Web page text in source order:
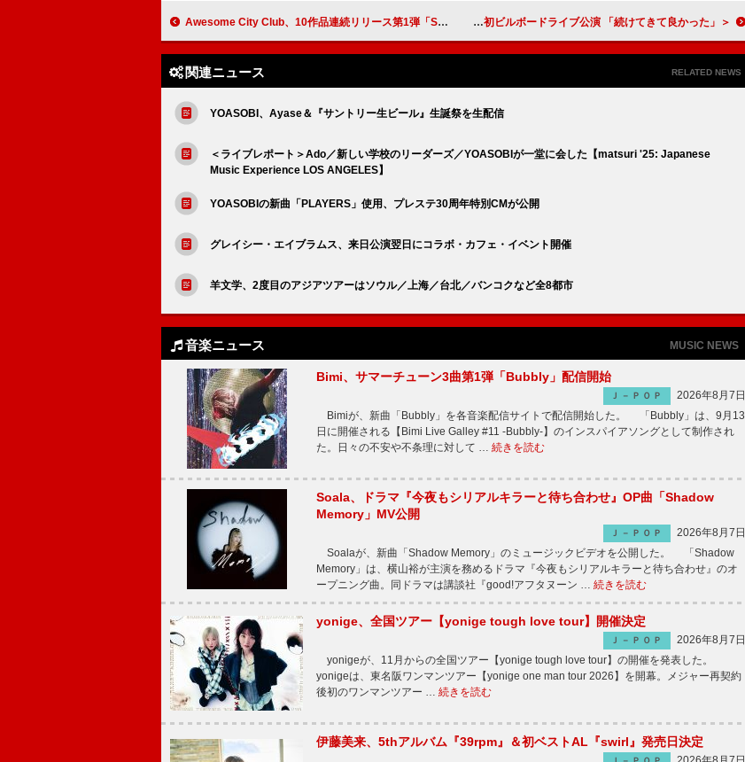
Awesome City Club、10作品連続リリース第1弾「STEP !」配信開始＆MV公開へ ＜ライブレポート＞『ペルソナ』で話題の高橋あず美、魂の歌声を響かせた初ビルボードライブ公演 「続けてきて良かった」
関連ニュース RELATED NEWS
YOASOBI、Ayase＆『サントリー生ビール』生誕祭を生配信
＜ライブレポート＞Ado／新しい学校のリーダーズ／YOASOBIが一堂に会した【matsuri '25: Japanese
Music Experience LOS ANGELES】
YOASOBIの新曲「PLAYERS」使用、プレステ30周年特別CMが公開
グレイシー・エイブラムス、来日公演翌日にコラボ・カフェ・イベント開催
羊文学、2度目のアジアツアーはソウル／上海／台北／バンコクなど全8都市
音楽ニュース MUSIC NEWS
Bimi、サマーチューン3曲第1弾「Bubbly」配信開始
Ｊ－ＰＯＰ
2026年8月7日
Bimiが、新曲「Bubbly」を各音楽配信サイトで配信開始した。 「Bubbly」は、9月13
日に開催される【Bimi Live Galley #11 -Bubbly-】のインスパイアソングとして制作され
た。日々の不安や不条理に対して … 続きを読む
Soala、ドラマ『今夜もシリアルキラーと待ち合わせ』OP曲「Shadow
Memory」MV公開
Ｊ－ＰＯＰ
2026年8月7日
Soalaが、新曲「Shadow Memory」のミュージックビデオを公開した。 「Shadow
Memory」は、横山裕が主演を務めるドラマ『今夜もシリアルキラーと待ち合わせ』のオ
ープニング曲。同ドラマは講談社『good!アフタヌーン … 続きを読む
yonige、全国ツアー【yonige tough love tour】開催決定
Ｊ－ＰＯＰ
2026年8月7日
yonigeが、11月からの全国ツアー【yonige tough love tour】の開催を発表した。
yonigeは、東名阪ワンマンツアー【yonige one man tour 2026】を開幕。メジャー再契約
後初のワンマンツアー … 続きを読む
伊藤美来、5thアルバム『39rpm』＆初ベストAL『swirl』発売日決定